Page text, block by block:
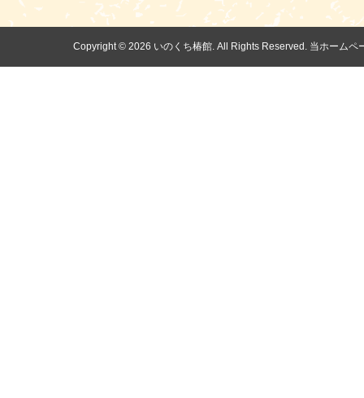
Copyright ©2026 いのくち椿館. All Rights Reserved. 当ホーム